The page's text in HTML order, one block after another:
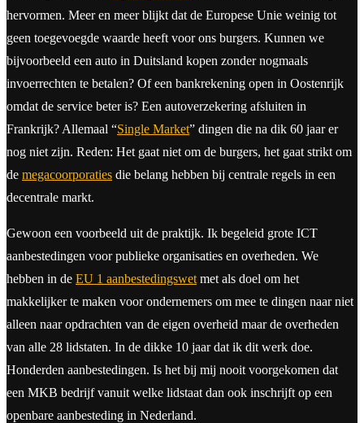
hervormen. Meer en meer blijkt dat de Europese Unie weinig tot
geen toegevoegde waarde heeft voor ons burgers. Kunnen we
bijvoorbeeld een auto in Duitsland kopen zonder nogmaals
invoerrechten te betalen? Of een bankrekening open in Oostenrijk
omdat de service beter is? Een autoverzekering afsluiten in
Frankrijk? Allemaal “Single Market” dingen die na dik 60 jaar er
nog niet zijn. Reden: Het gaat niet om de burgers, het gaat strikt om
de megacoorporaties die belang hebben bij centrale regels in een
decentrale markt.
Gewoon een voorbeeld uit de praktijk. Ik begeleid grote ICT
aanbestedingen voor publieke organisaties en overheden. We
hebben in de EU 1 aanbestedingswet met als doel om het
makkelijker te maken voor ondernemers om mee te dingen naar niet
alleen naar opdrachten van de eigen overheid maar de overheden
van alle 28 lidstaten. In de dikke 10 jaar dat ik dit werk doe.
Honderden aanbestedingen. Is het bij mij nooit voorgekomen dat
een MKB bedrijf vanuit welke lidstaat dan ook inschrijft op een
openbare aanbesteding in Nederland.